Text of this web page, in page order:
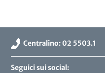
Centralino: 02 5503.1
Seguici sui social: